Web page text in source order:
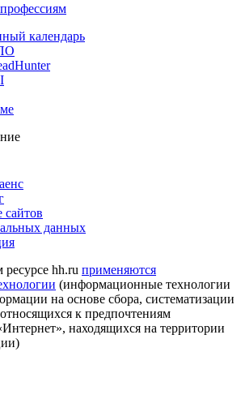
календарь
сайтов
данных
hh.ru применяются
(информационные технологии
на основе сбора, систематизации
к предпочтениям
находящихся на территории